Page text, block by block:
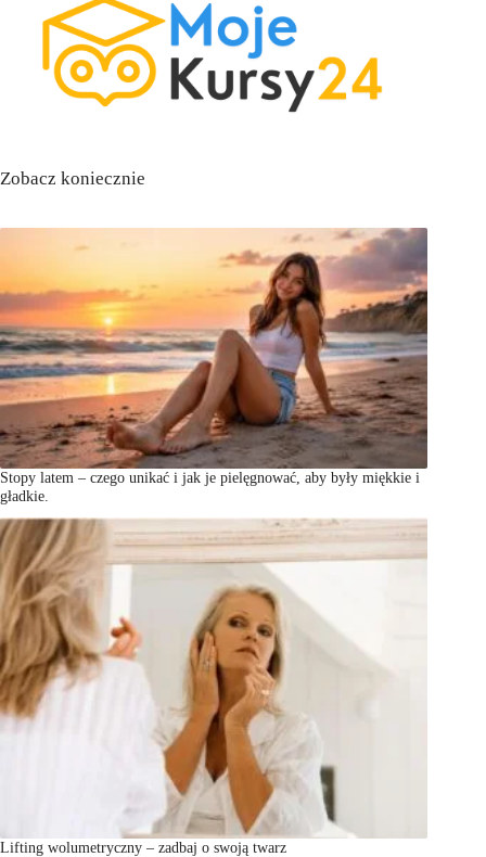
Zobacz koniecznie
Stopy latem – czego unikać i jak je pielęgnować, aby były miękkie i
gładkie.
Lifting wolumetryczny – zadbaj o swoją twarz